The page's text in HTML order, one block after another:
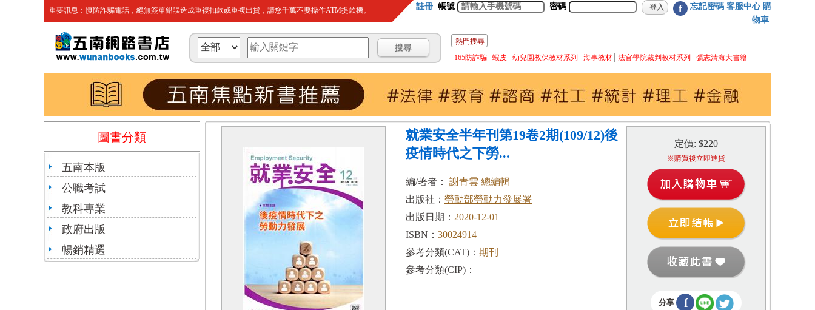
重要訊息：慎防詐騙電話，絕無簽單錯誤造成重複扣款或重複出貨，請您千萬不要操作ATM提款機。 註冊 帳號 密碼 f 忘記密碼 客服中心 購
物車
熱門搜尋
165防詐騙
蝦皮 幼兒園教保教材系列 海事教材 法官學院裁判教材系列 張志清海大書籍
圖書分類
五南本版
公職考試
教科專業
政府出版
暢銷精選
就業安全半年刊第19卷2期(109/12)後
疫情時代之下勞...
編/著者： 謝青雲 總編輯
出版社： 勞動部勞動力發展署
出版日期： 2020-12-01
ISBN： 30024914
參考分類(CAT)： 期刊
參考分類(CIP)：
定價: $220
※購買後立即進貨
分享 f